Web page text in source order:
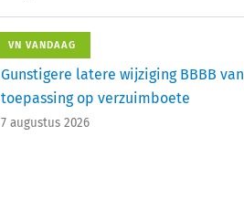
VN VANDAAG
Gunstigere latere wijziging BBBB van
toepassing op verzuimboete
7 augustus 2026